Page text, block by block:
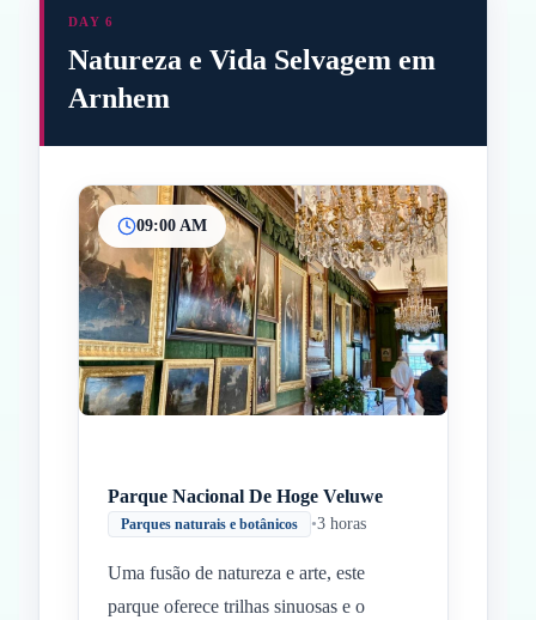
InicioParadas intermedias
Final
DAY 6
Natureza e Vida Selvagem em
Arnhem
09:00 AM
Parque Nacional De Hoge Veluwe
Parques naturais e botânicos •3 horas
Uma fusão de natureza e arte, este
parque oferece trilhas sinuosas e o